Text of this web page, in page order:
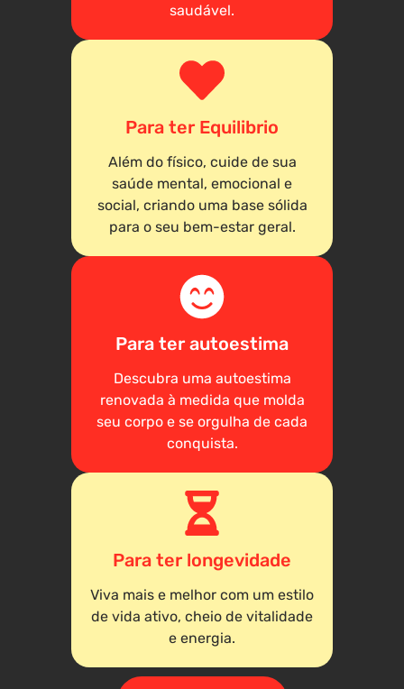
saudável.
Para ter Equilibrio
Além do físico, cuide de sua
saúde mental, emocional e
social, criando uma base sólida
para o seu bem-estar geral.
Para ter autoestima
Descubra uma autoestima
renovada à medida que molda
seu corpo e se orgulha de cada
conquista.
Para ter longevidade
Viva mais e melhor com um estilo
de vida ativo, cheio de vitalidade
e energia.